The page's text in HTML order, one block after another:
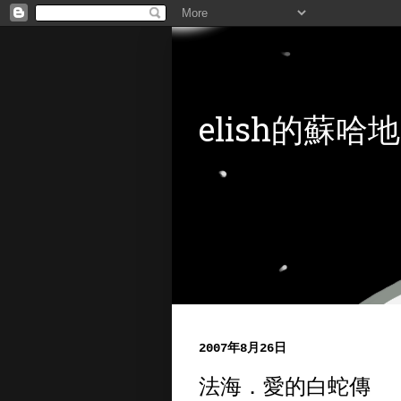
elish的蘇哈地
2007年8月26日
法海．愛的白蛇傳